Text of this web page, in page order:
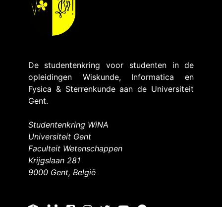
De studentenkring voor studenten in de
opleidingen Wiskunde, Informatica en
Fysica & Sterrenkunde aan de Universiteit
Gent.
Studentenkring WiNA
Universiteit Gent
Faculteit Wetenschappen
Krijgslaan 281
9000 Gent, België